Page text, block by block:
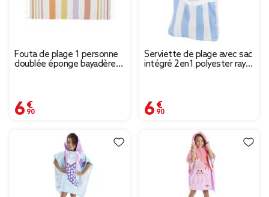
Fouta de plage 1 personne
doublée éponge bayadère
6,90 €
Serviette de plage avec sac
intégré 2en1 polyester rayé
6,90 €